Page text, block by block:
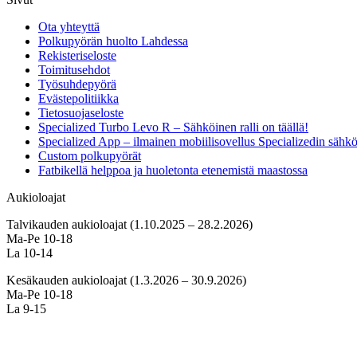
Ota yhteyttä
Polkupyörän huolto Lahdessa
Rekisteriseloste
Toimitusehdot
Työsuhdepyörä
Evästepolitiikka
Tietosuojaseloste
Specialized Turbo Levo R – Sähköinen ralli on täällä!
Specialized App – ilmainen mobiilisovellus Specializedin
Custom polkupyörät
Fatbikellä helppoa ja huoletonta etenemistä maastossa
Aukioloajat
Talvikauden aukioloajat (1.10.2025 – 28.2.2026)
Ma-Pe 10-18
La 10-14
Kesäkauden aukioloajat (1.3.2026 – 30.9.2026)
Ma-Pe 10-18
La 9-15